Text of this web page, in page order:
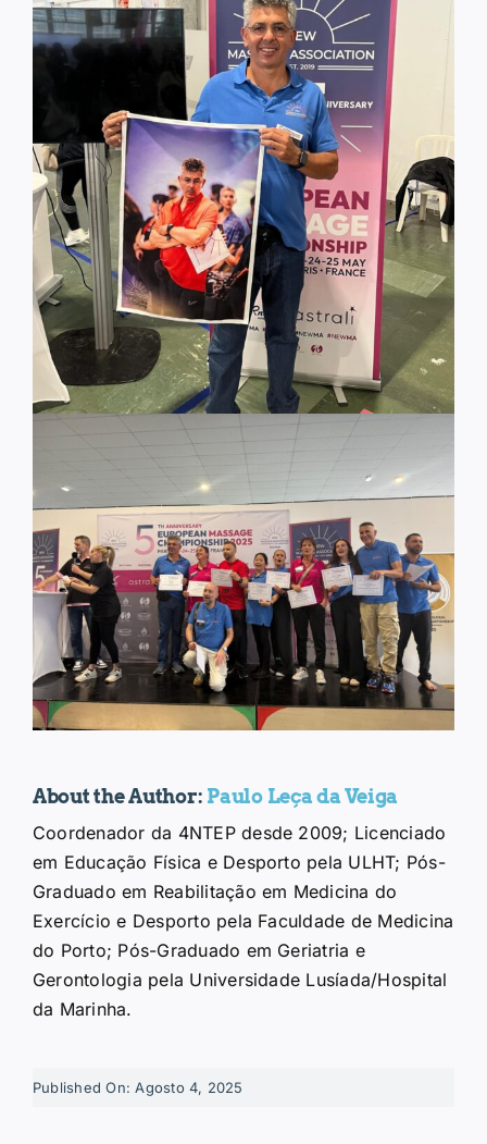
About the Author: Paulo Leça da Veiga
Coordenador da 4NTEP desde 2009; Licenciado
em Educação Física e Desporto pela ULHT; Pós-
Graduado em Reabilitação em Medicina do
Exercício e Desporto pela Faculdade de Medicina
do Porto; Pós-Graduado em Geriatria e
Gerontologia pela Universidade Lusíada/Hospital
da Marinha.
Published On: Agosto 4, 2025